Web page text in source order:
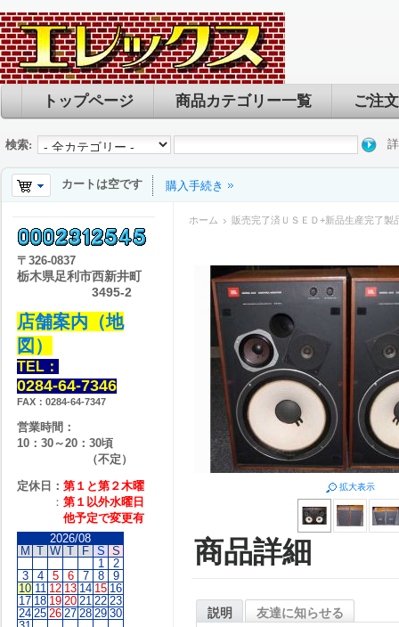
トップページ 商品カテゴリー一覧 ご注
検索:
カートは空です 購入手続き
ホーム 販売完了済ＵＳＥＤ+新品生産完了製
拡大表示
商品詳細
説明 友達に知らせる
〒 326-0837
栃木県足利市西新井町
3495-2
店舗案内（地
図）
TEL：
0284-64-7346
FAX：0284-64-7347
営業時間：
10：30～20：30頃
（不定）
定休日： 第１と第２木曜
： 第１以外水曜日
他予定で変更有
2026/08
M T W T F S S
1
2
3
4 5 6 7 8
9
10 11 12 13 14 15 16
17 18 19 20 21 22 23
24 25 26 27 28 29 30